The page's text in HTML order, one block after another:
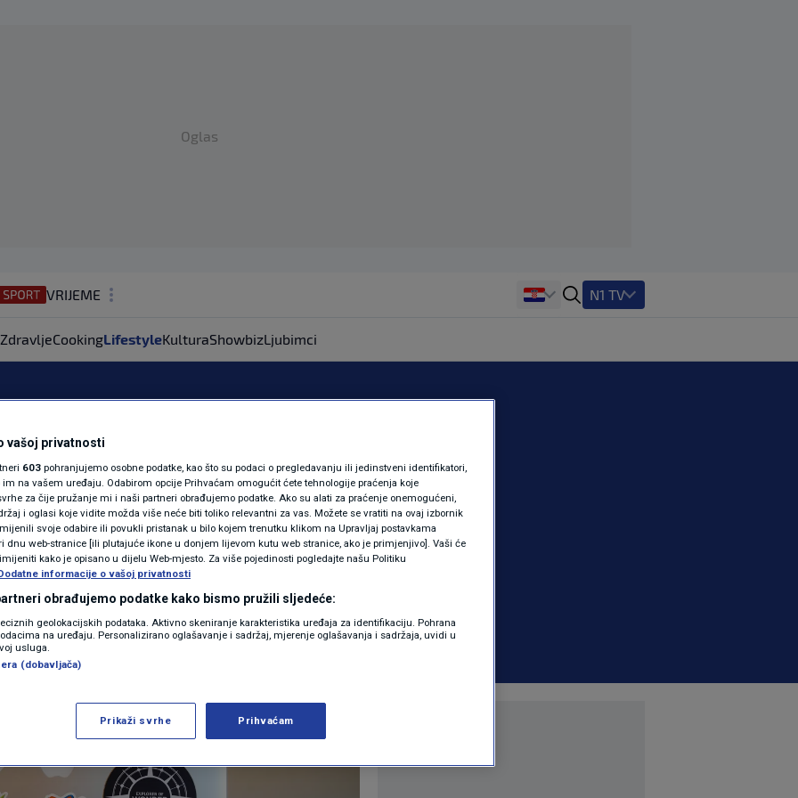
Oglas
VRIJEME
REGIJA
MAGAZIN
KOLUMNE
N1(DIS)INFO
KLIMATSKE PROMJENE
FOTO
VIDEO
N1 TV
ZdravljeCookingLifestyleKulturaShowbizLjubimci
li ove
LIFESTYLE 1 komentar
Više
vašoj privatnosti
603 pohranjujemo osobne podatke, kao što su podaci o pregledavanju ili jedinstveni identifikatori,
na vašem uređaju. Odabirom opcije Prihvaćam omogućit ćete tehnologije praćenja koje
za čije pružanje mi i naši partneri obrađujemo podatke. Ako su alati za praćenje onemogućeni,
i oglasi koje vidite možda više neće biti toliko relevantni za vas. Možete se vratiti na ovaj izbornik
svoje odabire ili povukli pristanak u bilo kojem trenutku klikom na Upravljaj postavkama
dnu web-stranice [ili plutajuće ikone u donjem lijevom kutu web stranice, ako je primjenjivo]. Vaši će
kako je opisano u dijelu Web-mjesto. Za više pojedinosti pogledajte našu Politiku
informacije o vašoj privatnosti
obrađujemo podatke kako bismo pružili sljedeće:
geolokacijskih podataka. Aktivno skeniranje karakteristika uređaja za identifikaciju. Pohrana
na uređaju. Personalizirano oglašavanje i sadržaj, mjerenje oglašavanja i sadržaja, uvidi u
usluga.
(dobavljača)
Prikaži svrhe Prihvaćam